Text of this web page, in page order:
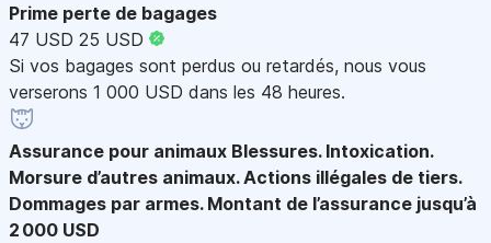
Prime perte de bagages
47 USD 25 USD
Si vos bagages sont perdus ou retardés, nous vous
verserons 1 000 USD dans les 48 heures.
Assurance pour animaux Blessures. Intoxication.
Morsure d’autres animaux. Actions illégales de tiers.
Dommages par armes. Montant de l’assurance jusqu’à
2 000 USD